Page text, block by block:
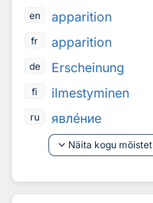
en apparition
fr apparition
de Erscheinung
fi ilmestyminen
ru явление
keyboard_arrow_down Näita kogu mõistet